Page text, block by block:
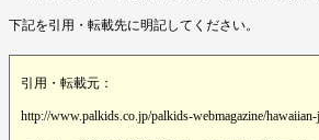
下記を引用・転載先に明記してください。
引用・転載元：
http://www.palkids.co.jp/palkids-webmagazine/